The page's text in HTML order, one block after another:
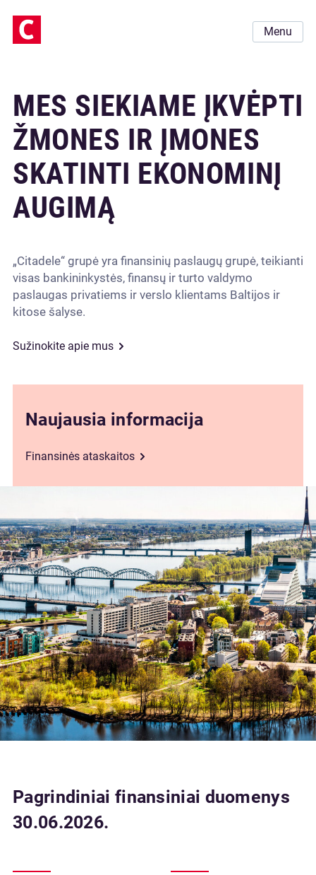
Menu
MES SIEKIAME ĮKVĖPTI
ŽMONES IR ĮMONES
SKATINTI EKONOMINĮ
AUGIMĄ
„Citadele“ grupė yra finansinių paslaugų grupė, teikianti
visas bankininkystės, finansų ir turto valdymo
paslaugas privatiems ir verslo klientams Baltijos ir
kitose šalyse.
Sužinokite apie mus
Naujausia informacija
Finansinės ataskaitos
Pagrindiniai finansiniai duomenys
30.06.2026.